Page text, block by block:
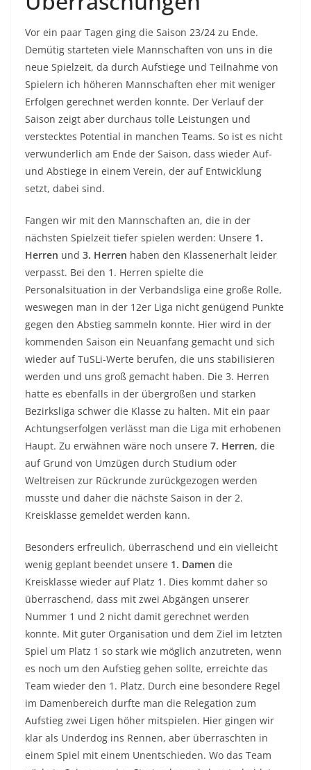
Vor ein paar Tagen ging die Saison 23/24 zu Ende.
Demütig starteten viele Mannschaften von uns in die
neue Spielzeit, da durch Aufstiege und Teilnahme von
Spielern ich höheren Mannschaften eher mit weniger
Erfolgen gerechnet werden konnte. Der Verlauf der
Saison zeigt aber durchaus tolle Leistungen und
verstecktes Potential in manchen Teams. So ist es nicht
verwunderlich am Ende der Saison, dass wieder Auf-
und Abstiege in einem Verein, der auf Entwicklung
setzt, dabei sind.
Fangen wir mit den Mannschaften an, die in der
nächsten Spielzeit tiefer spielen werden: Unsere 1.
Herren und 3. Herren haben den Klassenerhalt leider
verpasst. Bei den 1. Herren spielte die
Personalsituation in der Verbandsliga eine große Rolle,
weswegen man in der 12er Liga nicht genügend Punkte
gegen den Abstieg sammeln konnte. Hier wird in der
kommenden Saison ein Neuanfang gemacht und sich
wieder auf TuSLi-Werte berufen, die uns stabilisieren
werden und uns groß gemacht haben. Die 3. Herren
hatte es ebenfalls in der übergroßen und starken
Bezirksliga schwer die Klasse zu halten. Mit ein paar
Achtungserfolgen verlässt man die Liga mit erhobenen
Haupt. Zu erwähnen wäre noch unsere 7. Herren, die
auf Grund von Umzügen durch Studium oder
Weltreisen zur Rückrunde zurückgezogen werden
musste und daher die nächste Saison in der 2.
Kreisklasse gemeldet werden kann.
Besonders erfreulich, überraschend und ein vielleicht
wenig geplant beendet unsere 1. Damen die
Kreisklasse wieder auf Platz 1. Dies kommt daher so
überraschend, dass mit zwei Abgängen unserer
Nummer 1 und 2 nicht damit gerechnet werden
konnte. Mit guter Organisation und dem Ziel im letzten
Spiel um Platz 1 so stark wie möglich anzutreten, wenn
es noch um den Aufstieg gehen sollte, erreichte das
Team wieder den 1. Platz. Durch eine besondere Regel
im Damenbereich durfte man die Relegation zum
Aufstieg zwei Ligen höher mitspielen. Hier gingen wir
klar als Underdog ins Rennen, aber überraschten in
einem Spiel mit einem Unentschieden. Wo das Team